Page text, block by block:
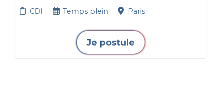
CDI Temps plein Paris
Je postule